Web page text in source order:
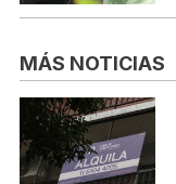
MÁS NOTICIAS